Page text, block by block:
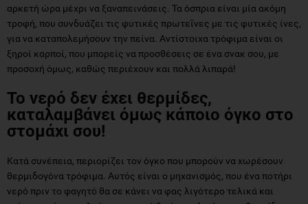
αρκετή ώρα μέχρι να ξαναπεινάσεις. Τα όσπρια είναι μία ακόμη
τροφή, που συνδυάζει τις φυτικές πρωτεΐνες με τις φυτικές ίνες,
για να καταπολεμήσουν την πείνα. Αντίστοιχα τρόφιμα είναι οι
ξηροί καρποί, που μπορείς να προσθέσεις σε ένα σνακ σου, με
προσοχή όμως, καθώς περιέχουν και πολλά λιπαρά!
Το νερό δεν έχει θερμίδες,
καταλαμβάνει όμως κάποιο όγκο στο
στομάχι σου!
Κατά συνέπεια, περιορίζει τον όγκο που μπορούν να χωρέσουν
θερμιδογόνα τρόφιμα. Αυτός είναι ο μηχανισμός, που ένα ποτήρι
νερό πριν το φαγητό θα σε κάνει να φας λιγότερο τελικά και